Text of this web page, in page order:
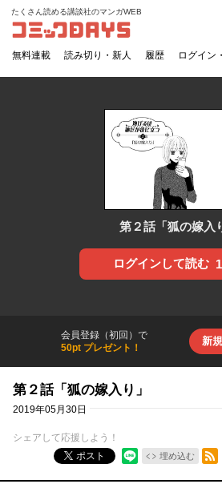
コミックDAYS
たくさん読める講談社のマンガWEB
無料連載 読み切り・新人 履歴 ログイン
第２話「狐の嫁入
ログインして読む
会員登録（初回）で
50pt プレゼント！
新
第２話「狐の嫁入り」
2019年05月30日
シェアして応援しよう！
ポスト
埋め込む
RSSフィード